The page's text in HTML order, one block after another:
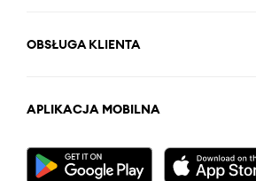
OBSŁUGA KLIENTA
APLIKACJA MOBILNA